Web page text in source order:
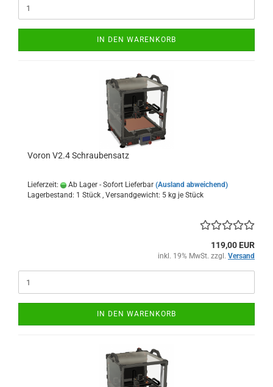
IN DEN WARENKORB
Voron V2.4 Schraubensatz
Lieferzeit: Ab Lager - Sofort Lieferbar (Ausland abweichend)
Lagerbestand: 1 Stück , Versandgewicht: 5 kg je Stück
119,00 EUR
inkl. 19% MwSt. zzgl. Versand
IN DEN WARENKORB